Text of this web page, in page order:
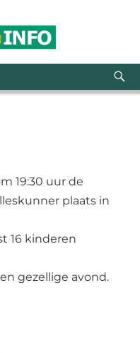
19:30 uur de
plaats in
16 kinderen
gezellige avond.